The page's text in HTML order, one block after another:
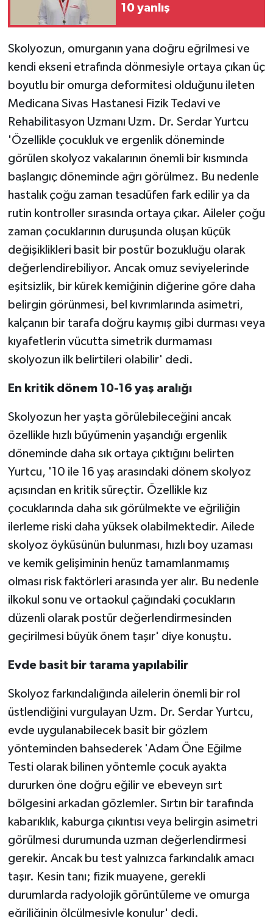
10 yanlış
Skolyozun, omurganın yana doğru eğrilmesi ve
kendi ekseni etrafında dönmesiyle ortaya çıkan üç
boyutlu bir omurga deformitesi olduğunu ileten
Medicana Sivas Hastanesi Fizik Tedavi ve
Rehabilitasyon Uzmanı Uzm. Dr. Serdar Yurtcu
'Özellikle çocukluk ve ergenlik döneminde
görülen skolyoz vakalarının önemli bir kısmında
başlangıç döneminde ağrı görülmez. Bu nedenle
hastalık çoğu zaman tesadüfen fark edilir ya da
rutin kontroller sırasında ortaya çıkar. Aileler çoğu
zaman çocuklarının duruşunda oluşan küçük
değişiklikleri basit bir postür bozukluğu olarak
değerlendirebiliyor. Ancak omuz seviyelerinde
eşitsizlik, bir kürek kemiğinin diğerine göre daha
belirgin görünmesi, bel kıvrımlarında asimetri,
kalçanın bir tarafa doğru kaymış gibi durması veya
kıyafetlerin vücutta simetrik durmaması
skolyozun ilk belirtileri olabilir' dedi.
En kritik dönem 10-16 yaş aralığı
Skolyozun her yaşta görülebileceğini ancak
özellikle hızlı büyümenin yaşandığı ergenlik
döneminde daha sık ortaya çıktığını belirten
Yurtcu, '10 ile 16 yaş arasındaki dönem skolyoz
açısından en kritik süreçtir. Özellikle kız
çocuklarında daha sık görülmekte ve eğriliğin
ilerleme riski daha yüksek olabilmektedir. Ailede
skolyoz öyküsünün bulunması, hızlı boy uzaması
ve kemik gelişiminin henüz tamamlanmamış
olması risk faktörleri arasında yer alır. Bu nedenle
ilkokul sonu ve ortaokul çağındaki çocukların
düzenli olarak postür değerlendirmesinden
geçirilmesi büyük önem taşır' diye konuştu.
Evde basit bir tarama yapılabilir
Skolyoz farkındalığında ailelerin önemli bir rol
üstlendiğini vurgulayan Uzm. Dr. Serdar Yurtcu,
evde uygulanabilecek basit bir gözlem
yönteminden bahsederek 'Adam Öne Eğilme
Testi olarak bilinen yöntemle çocuk ayakta
dururken öne doğru eğilir ve ebeveyn sırt
bölgesini arkadan gözlemler. Sırtın bir tarafında
kabarıklık, kaburga çıkıntısı veya belirgin asimetri
görülmesi durumunda uzman değerlendirmesi
gerekir. Ancak bu test yalnızca farkındalık amacı
taşır. Kesin tanı; fizik muayene, gerekli
durumlarda radyolojik görüntüleme ve omurga
eğriliğinin ölçülmesiyle konulur' dedi.